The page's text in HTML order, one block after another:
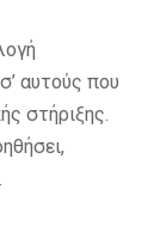
αυτούς που
στήριξης.